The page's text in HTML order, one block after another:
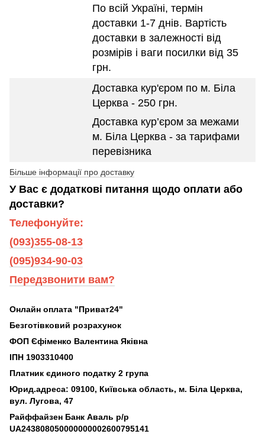
По всій Україні, термін
доставки 1-7 днів. Вартість
доставки в залежності від
розмірів і ваги посилки від 35
грн.
Доставка кур'єром по м. Біла
Церква - 250 грн.
Доставка кур’єром за межами
м. Біла Церква - за тарифами
перевізника
Більше інформації про доставку
У Вас є додаткові питання щодо оплати або
доставки?
Телефонуйте:
(093)355-08-13
(095)934-90-03
Передзвонити вам?
Онлайн оплата "Приват24"
Безготівковий розрахунок
ФОП Єфіменко Валентина Яківна
ІПН 1903310400
Платник єдиного податку 2 група
Юрид.адреса: 09100, Київська область, м. Біла Церква,
вул. Лугова, 47
Райффайзен Банк Аваль р/р
UA243808050000000002600795141